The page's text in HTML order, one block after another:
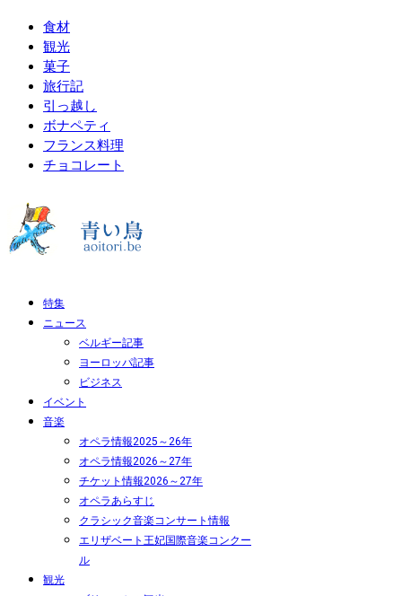
食材
観光
菓子
旅行記
引っ越し
ボナペティ
フランス料理
チョコレート
特集
ニュース
ベルギー記事
ヨーロッパ記事
ビジネス
イベント
音楽
オペラ情報2025～26年
オペラ情報2026～27年
チケット情報2026～27年
オペラあらすじ
クラシック音楽コンサート情報
エリザベート王妃国際音楽コンクー
ル
観光